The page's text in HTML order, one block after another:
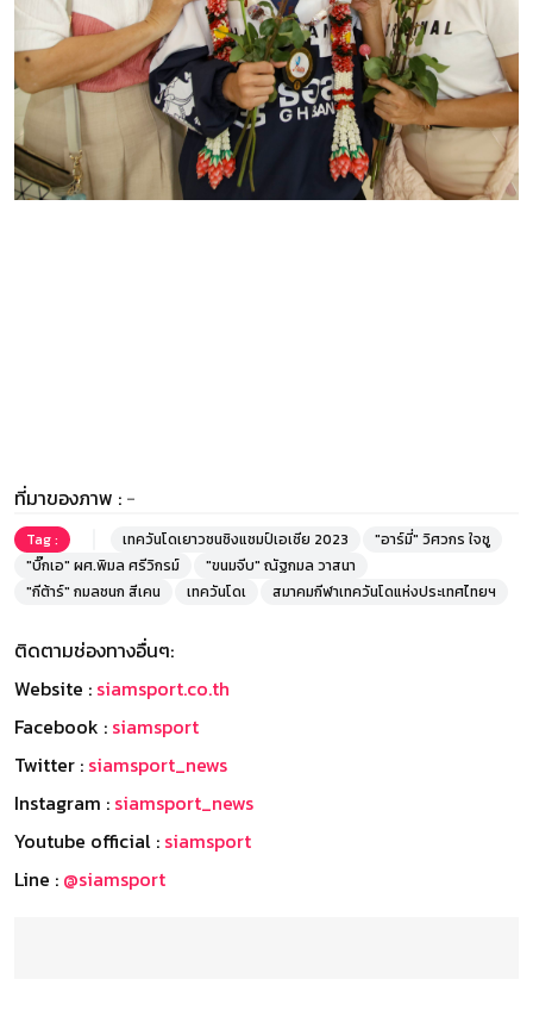
ที่มาของภาพ : -
Tag : เทควันโดเยาวชนชิงแชมป์เอเชีย 2023
"อาร์มี่" วิศวกร ใจชู
"บิ๊กเอ" ผศ.พิมล ศรีวิกรม์
"ขนมจีบ" ณัฐกมล วาสนา
"กีต้าร์" กมลชนก สีเคน
เทควันโดเ สมาคมกีฬาเทควันโดแห่งประเทศไทยฯ
ติดตามช่องทางอื่นๆ:
Website : siamsport.co.th
Facebook : siamsport
Twitter : siamsport_news
Instagram : siamsport_news
Youtube official : siamsport
Line : @siamsport